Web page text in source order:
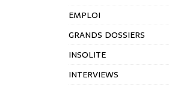
EMPLOI
GRANDS DOSSIERS
INSOLITE
INTERVIEWS